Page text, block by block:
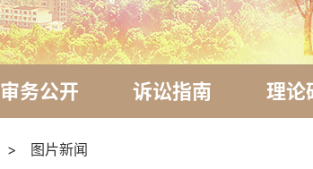
审务公开 诉讼指南 理论
> 图片新闻